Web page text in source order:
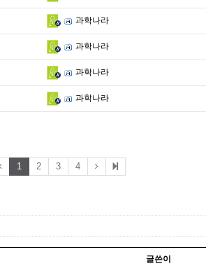
과학나라
과학나라
과학나라
과학나라
1 2 3 4
글쓴이